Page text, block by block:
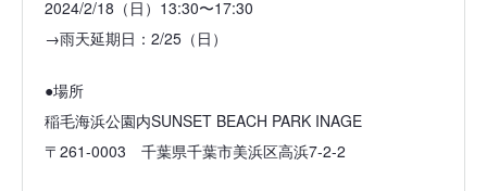
2024/2/18（日）13:30〜17:30
→雨天延期日：2/25（日）
●場所
稲毛海浜公園内SUNSET BEACH PARK INAGE
〒261-0003 千葉県千葉市美浜区高浜7-2-2